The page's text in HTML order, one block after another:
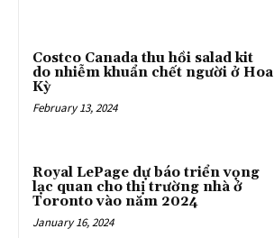
Costco Canada thu hồi salad kit
do nhiễm khuẩn chết người ở Hoa
Kỳ
February 13, 2024
Royal LePage dự báo triển vọng
lạc quan cho thị trường nhà ở
Toronto vào năm 2024
January 16, 2024